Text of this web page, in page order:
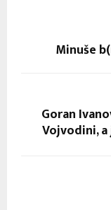
Minuše
Goran
Vojvodini,